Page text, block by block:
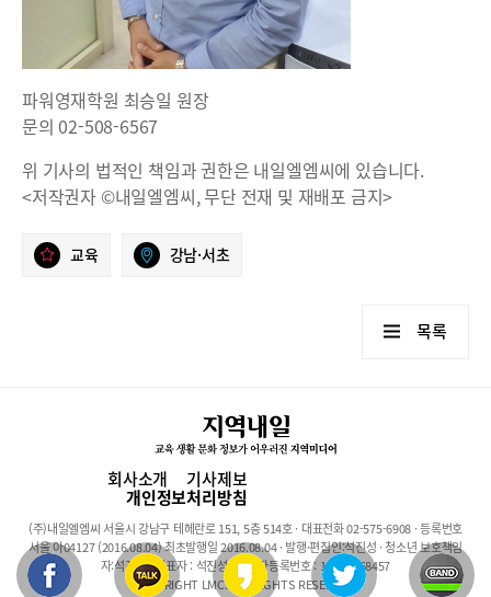
파워영재학원 최승일 원장
문의 02-508-6567
위 기사의 법적인 책임과 권한은 내일엘엠씨에 있습니다.
<저작권자 ©내일엘엠씨, 무단 전재 및 재배포 금지>
교육 강남·서초
목록
회사소개 기사제보
개인정보처리방침
(주)내일엘엠씨 서울시 강남구 테헤란로 151, 5층 514호 · 대표전화 02-575-6908 · 등록번호
서울 아04127 (2016.08.04) 최초발행일 2016.08.04 · 발행·편집인:석진성 · 청소년 보호책임
자:석진성 · 대표자 : 석진성 · 사업자등록번호 : 101-86-68457
COPYRIGHT LMC. ALL RIGHTS RESERVED.